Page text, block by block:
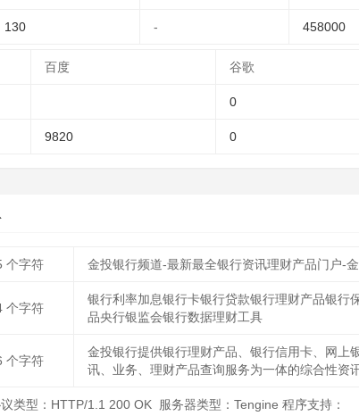
130 - 458000
百度 谷歌
0
9820 0
个字符 金投银行频道-最新最全银行资讯理财产品门户-
个字符
银行利率加息银行卡银行贷款银行理财产品银行
品央行银监会银行数据理财工具
个字符
金投银行提供银行理财产品、银行信用卡、网上
讯、业务、理财产品查询服务为一体的综合性资
类型：HTTP/1.1 200 OK 服务器类型：Tengine 程序支持：